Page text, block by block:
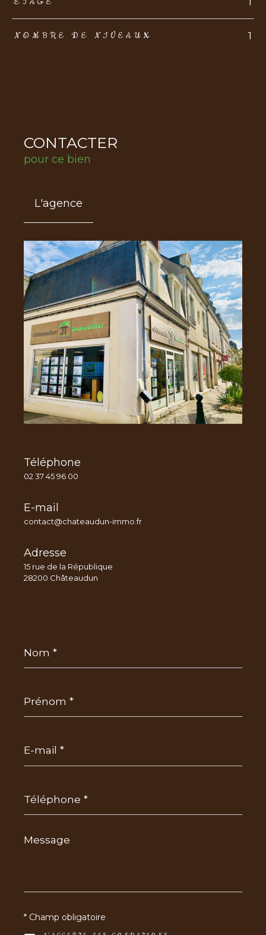
NOMBRE DE NIVEAUX 1
CONTACTER
pour ce bien
L'agence
Téléphone
02 37 45 96 00
E-mail
contact@chateaudun-immo.fr
Adresse
15 rue de la République
28200 Châteaudun
*
*
mail
*
Message
*
* Champ obligatoire